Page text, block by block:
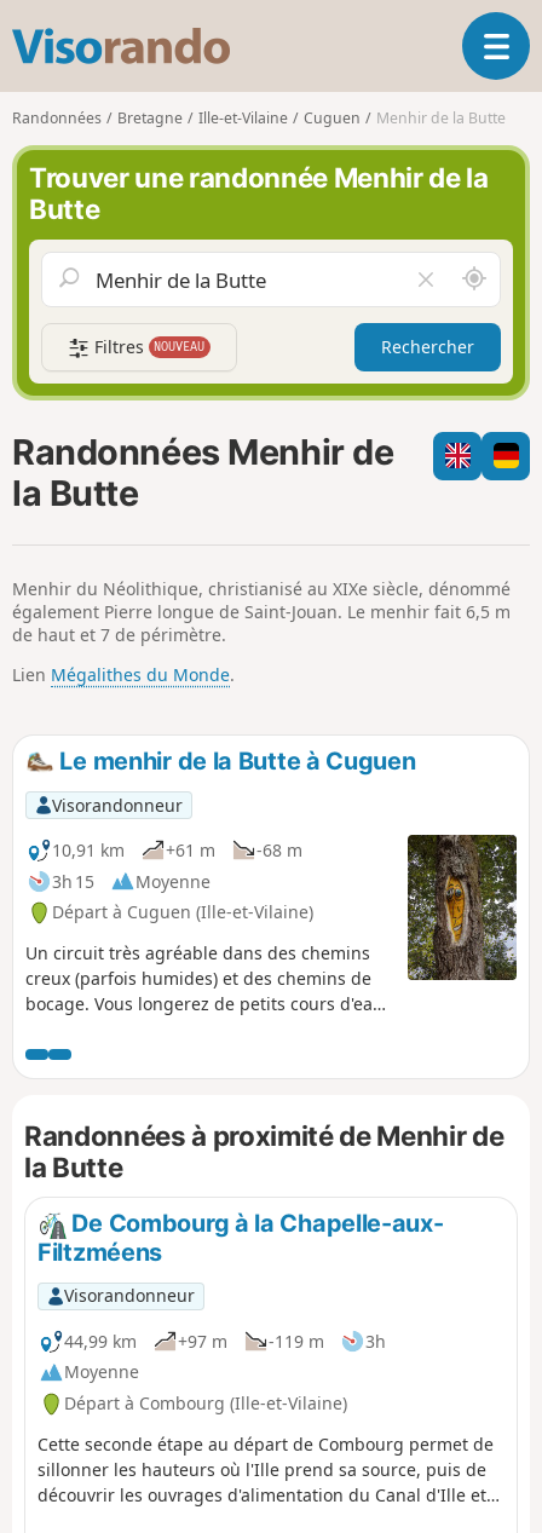
s
o
r
n
o
O
u
a
n
v
g
a
i
o
Randonnées Bretagne Ille-et-Vilaine Cuguen Menhir de la Butte
Trouver une randonnée Menhir de la
Butte
i
d
e
r
l
e
h
A
u
t
u
r
d
e
m
Filtres NOUVEAU Rechercher
Randonnées Menhir de
la Butte
Menhir du Néolithique, christianisé au XIXe siècle, dénommé
également Pierre longue de Saint-Jouan. Le menhir fait 6,5 m
de haut et 7 de périmètre.
Lien Mégalithes du Monde.
Le menhir de la Butte à Cuguen
Visorandonneur
10,91 km
+61 m
-68 m
3h 15
Moyenne
Départ à Cuguen (Ille-et-Vilaine)
Un circuit très agréable dans des chemins
creux (parfois humides) et des chemins de
bocage. Vous longerez de petits cours d'eau
traversent une zone de cailloux. Point
d'orgue de cette randonnée : le menhir de la
Randonnées à proximité de Menhir de
la Butte
De Combourg à la Chapelle-aux-
Filtzméens
Visorandonneur
44,99 km
+97 m -119 m
3h
Moyenne
Départ à Combourg (Ille-et-Vilaine)
Cette seconde étape au départ de Combourg permet de
sillonner les hauteurs où l'Ille prend sa source, puis de
découvrir les ouvrages d'alimentation du Canal d'Ille et